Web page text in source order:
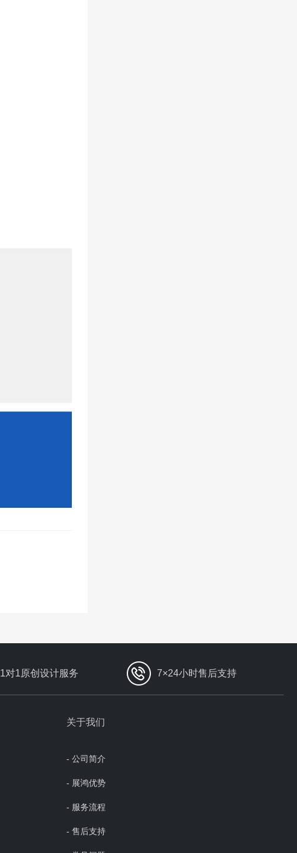
1对1原创设计服务 7×24小时售后支持
关于我们
- 公司简介
- 展鸿优势
- 服务流程
- 售后支持